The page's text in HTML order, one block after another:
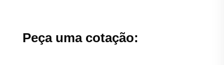
Peça uma cotação: